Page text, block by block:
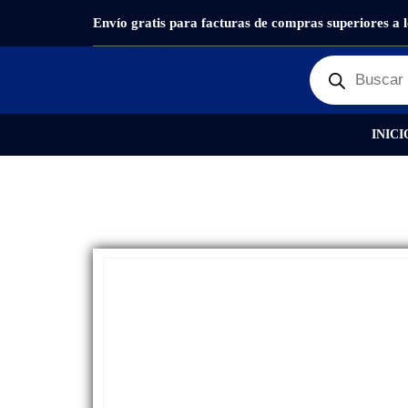
Envío gratis para facturas de compras superiores a
PRODUCTOSREPUESTOS, PANTALLAS